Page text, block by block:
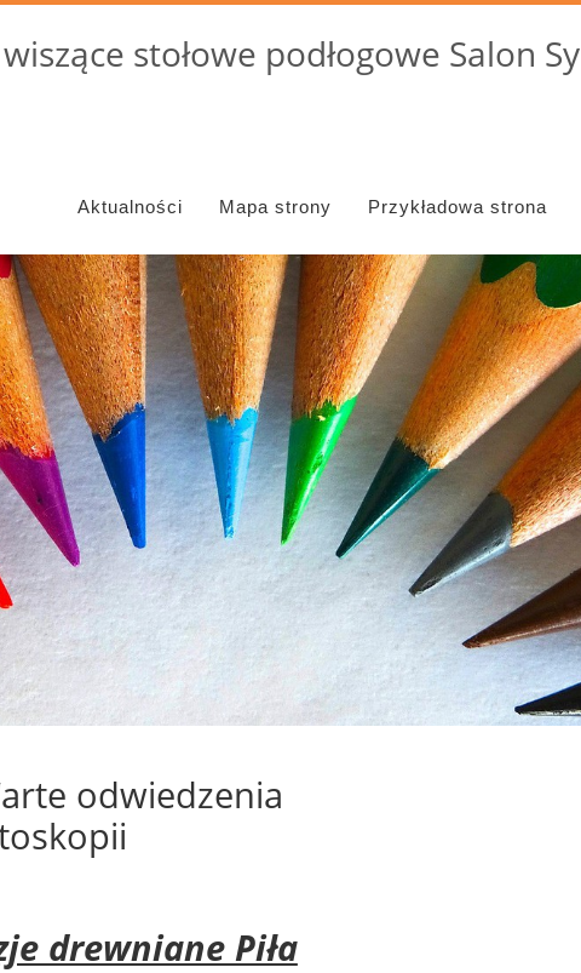
stołowe podłogowe Salon
Aktualności Mapa strony Przykładowa strona
odwiedzenia
drewniane Piła